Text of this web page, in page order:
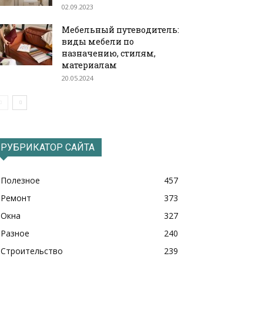
02.09.2023
Мебельный путеводитель:
виды мебели по
назначению, стилям,
материалам
20.05.2024
РУБРИКАТОР САЙТА
Полезное
457
Ремонт
373
Окна
327
Разное
240
Строительство
239